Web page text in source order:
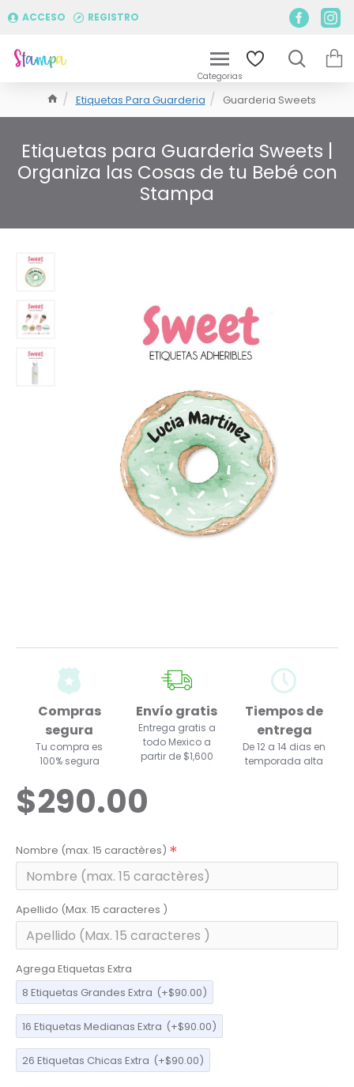
ACCESO REGISTRO
Etiquetas Para Guarderia Guarderia Sweets
Etiquetas para Guarderia Sweets |
Organiza las Cosas de tu Bebé con
Stampa
Compras
segura
Tu compra es
100% segura
Envío gratis
Entrega gratis a
todo Mexico a
partir de $1,600
Tiempos de
entrega
De 12 a 14 dias en
temporada alta
$290.00
Nombre (max. 15 caractères)
Apellido (Max. 15 caracteres )
Agrega Etiquetas Extra
8 Etiquetas Grandes Extra (+$90.00)
16 Etiquetas Medianas Extra (+$90.00)
26 Etiquetas Chicas Extra (+$90.00)